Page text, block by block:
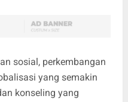
sosial, perkembangan
yang semakin
konseling yang